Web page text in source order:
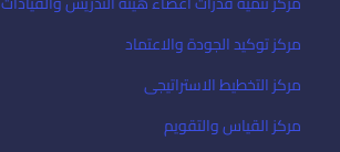
مركز توكيد الجودة والاعتماد
مركز التخطيط الاستراتيجى
مركز القياس والتقويم